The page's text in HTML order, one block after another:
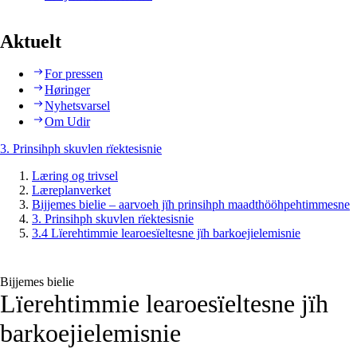
Aktuelt
For pressen
Høringer
Nyhetsvarsel
Om Udir
3. Prinsihph skuvlen rïektesisnie
Læring og trivsel
Læreplanverket
Bijjemes bielie – aarvoeh jïh prinsihph maadthööhpehtimmesne
3. Prinsihph skuvlen rïektesisnie
3.4 Lïerehtimmie learoesïeltesne jïh barkoejielemisnie
Bijjemes bielie
Lïerehtimmie learoesïeltesne jïh
barkoejielemisnie